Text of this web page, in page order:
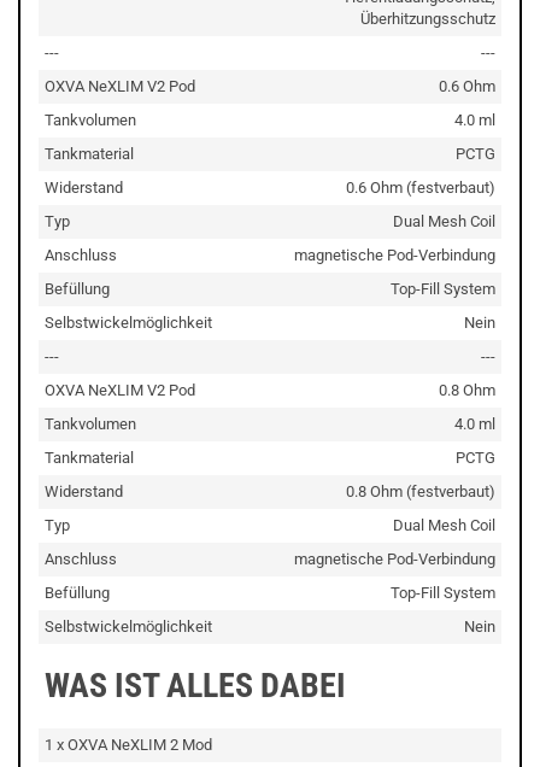
Überhitzungsschutz
---
---
OXVA NeXLIM V2 Pod
0.6 Ohm
Tankvolumen
4.0 ml
Tankmaterial
PCTG
Widerstand
0.6 Ohm (festverbaut)
Typ
Dual Mesh Coil
Anschluss
magnetische Pod-Verbindung
Befüllung
Top-Fill System
Selbstwickelmöglichkeit
Nein
---
---
OXVA NeXLIM V2 Pod
0.8 Ohm
Tankvolumen
4.0 ml
Tankmaterial
PCTG
Widerstand
0.8 Ohm (festverbaut)
Typ
Dual Mesh Coil
Anschluss
magnetische Pod-Verbindung
Befüllung
Top-Fill System
Selbstwickelmöglichkeit
Nein
WAS IST ALLES DABEI
1 x OXVA NeXLIM 2 Mod